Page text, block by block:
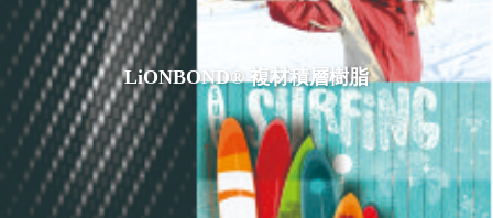
LiONBOND® 複材積層樹脂